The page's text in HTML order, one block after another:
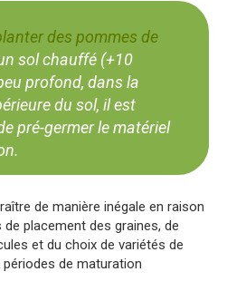
des pommes de
sol chauffé (+10
profond, dans la
du sol, il est
pré-germer le matériel
de manière inégale en raison
placement des graines, de
et du choix de variétés de
de maturation